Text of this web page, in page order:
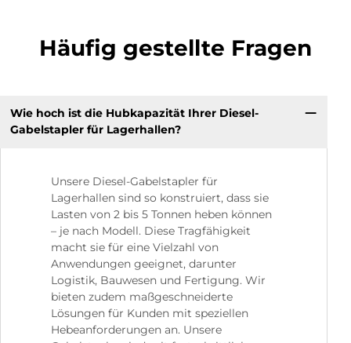
Häufig gestellte Fragen
Wie hoch ist die Hubkapazität Ihrer Diesel-
Gabelstapler für Lagerhallen?
Unsere Diesel-Gabelstapler für
Lagerhallen sind so konstruiert, dass sie
Lasten von 2 bis 5 Tonnen heben können
– je nach Modell. Diese Tragfähigkeit
macht sie für eine Vielzahl von
Anwendungen geeignet, darunter
Logistik, Bauwesen und Fertigung. Wir
bieten zudem maßgeschneiderte
Lösungen für Kunden mit speziellen
Hebeanforderungen an. Unsere